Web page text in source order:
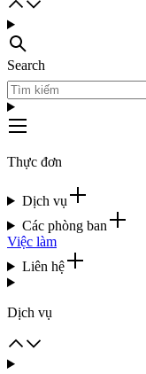
Search
Thực đơn
Dịch vụ
Các phòng ban
Việc làm
Liên hệ
Dịch vụ